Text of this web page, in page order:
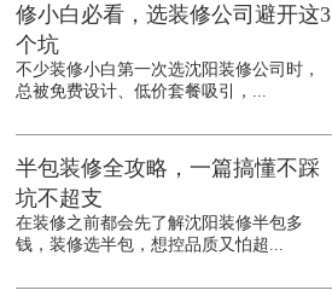
修小白必看，选装修公司避开这3
个坑
不少装修小白第一次选沈阳装修公司时，
总被免费设计、低价套餐吸引，...
半包装修全攻略，一篇搞懂不踩
坑不超支
在装修之前都会先了解沈阳装修半包多
钱，装修选半包，想控品质又怕超...